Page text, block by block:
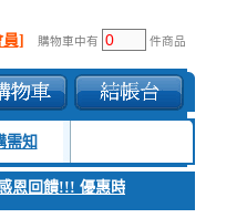
] 購物車中有 件商品
需知
回饋!!! 優惠時間 8月04日至8月09日